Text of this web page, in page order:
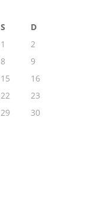
S
D
1
2
8
9
15
16
22
23
29
30